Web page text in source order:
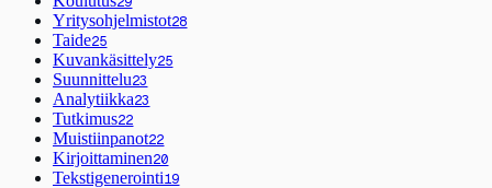
Yritysohjelmistot28
Taide25
Kuvankäsittely25
Suunnittelu23
Analytiikka23
Tutkimus22
Muistiinpanot22
Kirjoittaminen20
Tekstigenerointi19